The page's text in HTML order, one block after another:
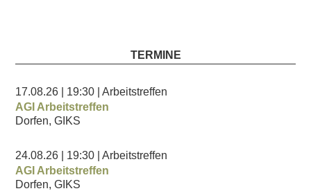
TERMINE
17.08.26 | 19:30
| Arbeitstreffen
AGI Arbeitstreffen
Dorfen, GIKS
24.08.26 | 19:30
| Arbeitstreffen
AGI Arbeitstreffen
Dorfen, GIKS